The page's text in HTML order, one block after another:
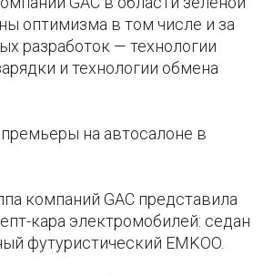
оптимизма в том числе и за
разработок — технологии
и технологии обмена
на автосалоне в
компаний GAC представила
кара электромобилей: седан
футуристический EMKOO.